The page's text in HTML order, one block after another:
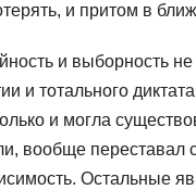
и притом в
и выборность
и тотального
и могла
вообще переставал
Остальные